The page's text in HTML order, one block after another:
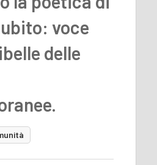
voce
delle